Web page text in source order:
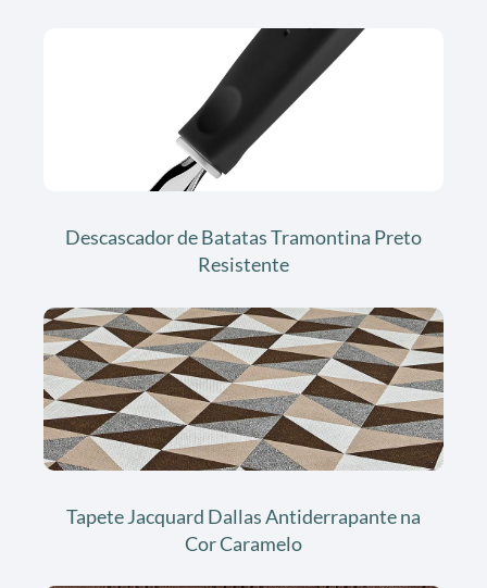
Descascador de Batatas Tramontina Preto
Resistente
Tapete Jacquard Dallas Antiderrapante na
Cor Caramelo